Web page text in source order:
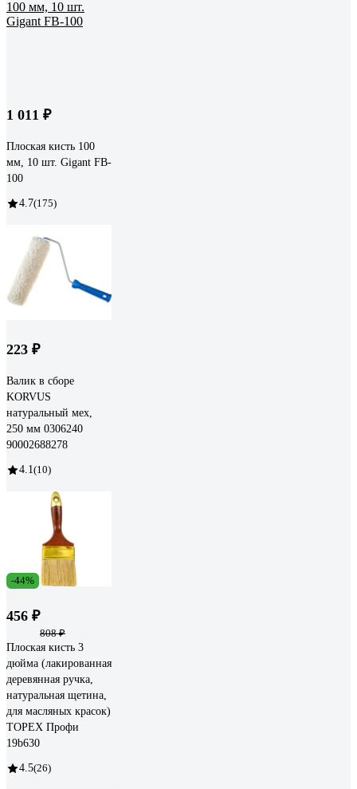
1 011 ₽
Плоская кисть 100
мм, 10 шт. Gigant FB-
100
4.7(175)
223 ₽
Валик в сборе
KORVUS
натуральный мех,
250 мм 0306240
90002688278
4.1 (10)
-44%
456 ₽
808 ₽
Плоская кисть 3
дюйма (лакированная
деревянная ручка,
натуральная щетина,
для масляных красок)
TOPEX Профи
19b630
4.5(26)